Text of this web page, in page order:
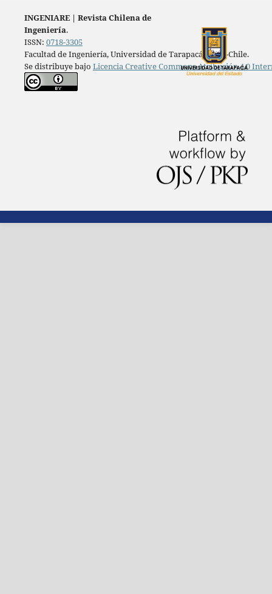
INGENIARE | Revista Chilena de
Ingeniería.
ISSN: 0718-3305
Facultad de Ingeniería, Universidad de Tarapacá, Arica-Chile.
Se distribuye bajo Licencia Creative Commons Atribución 4.0